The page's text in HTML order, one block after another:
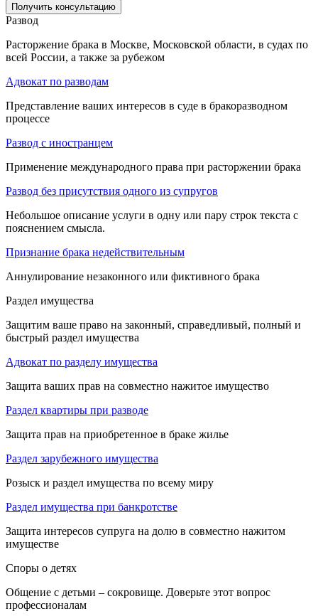
Получить консультацию
Развод
Расторжение брака в Москве, Московской области, в судах по
всей России, а также за рубежом
Адвокат по разводам
Представление ваших интересов в суде в бракоразводном
процессе
Развод с иностранцем
Применение международного права при расторжении брака
Развод без присутствия одного из супругов
Небольшое описание услуги в одну или пару строк текста с
пояснением смысла.
Признание брака недействительным
Аннулирование незаконного или фиктивного брака
Раздел имущества
Защитим ваше право на законный, справедливый, полный и
быстрый раздел имущества
Адвокат по разделу имущества
Защита ваших прав на совместно нажитое имущество
Раздел квартиры при разводе
Защита прав на приобретенное в браке жилье
Раздел зарубежного имущества
Розыск и раздел имущества по всему миру
Раздел имущества при банкротстве
Защита интересов супруга на долю в совместно нажитом
имуществе
Споры о детях
Общение с детьми – сокровище. Доверьте этот вопрос
профессионалам